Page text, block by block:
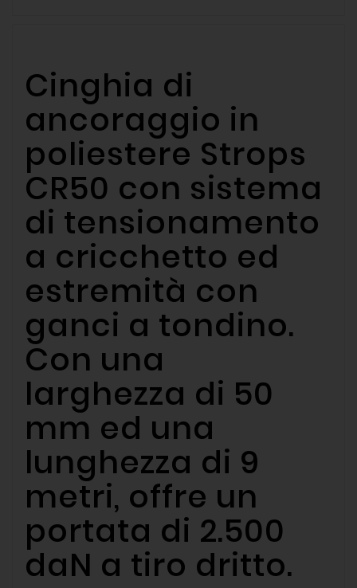
Cinghia di
ancoraggio in
poliestere Strops
CR50 con sistema
di tensionamento
a cricchetto ed
estremità con
ganci a tondino.
Con una
larghezza di 50
mm ed una
lunghezza di 9
metri, offre un
portata di 2.500
daN a tiro dritto.